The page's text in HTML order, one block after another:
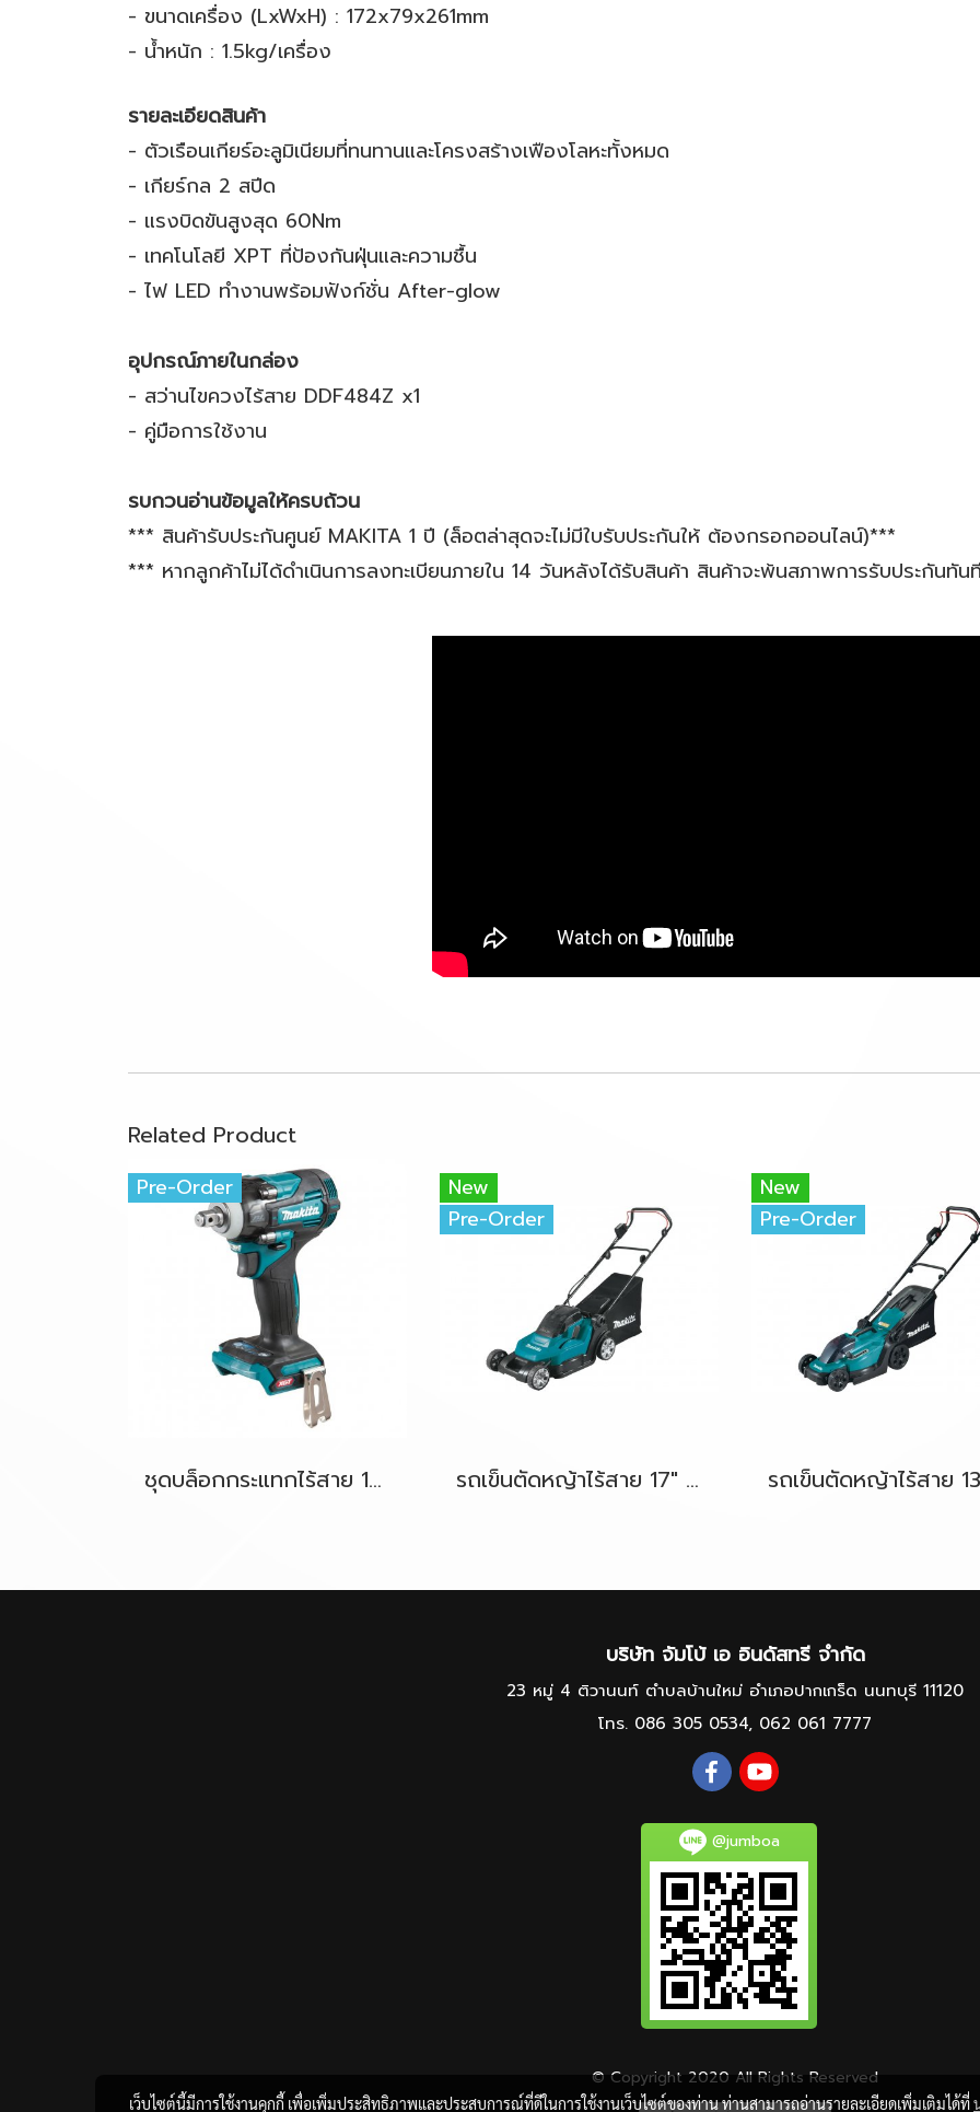
- ขนาดเครื่อง (LxWxH) : 172x79x261mm
- น้ำหนัก : 1.5kg/เครื่อง
รายละเอียดสินค้า
- ตัวเรือนเกียร์อะลูมิเนียมที่ทนทานและโครงสร้างเฟืองโลหะทั้งหมด
- เกียร์กล 2 สปีด
- แรงบิดขันสูงสุด 60Nm
- เทคโนโลยี XPT ที่ป้องกันฝุ่นและความชื้น
- ไฟ LED ทำงานพร้อมฟังก์ชั่น After-glow
อุปกรณ์ภายในกล่อง
- สว่านไขควงไร้สาย DDF484Z x1
- คู่มือการใช้งาน
รบกวนอ่านข้อมูลให้ครบถ้วน
*** สินค้ารับประกันศูนย์ MAKITA 1 ปี (ล็อตล่าสุดจะไม่มีใบรับประกันให้ ต้องกรอกออนไลน์)***
*** หากลูกค้าไม่ได้ดำเนินการลงทะเบียนภายใน 14 วันหลังได้รับสินค้า สินค้าจะพ้นสภาพการรับประกันทัน
Related Product
Pre-Order
ชุดบล็อกกระแทกไร้สาย 1/2" 40V-BL MAKITA TW004GD201
New
Pre-Order
รถเข็นตัดหญ้าไร้สาย 17" 36V-LXT (18Vx2) MAKITA DLM432Z ตัวเครื่องเปล่า
New
Pre-Order
บริษัท จัมโบ้ เอ อินดัสทรี จำกัด
23 หมู่ 4 ติวานนท์ ตำบลบ้านใหม่ อำเภอปากเกร็ด นนทบุรี 11120
โทร. 086 305 0534, 062 061 7777
@jumboa
© Copyright 2020 All Rights Reserved
เว็บไซต์นี้มีการใช้งานคุกกี้ เพื่อเพิ่มประสิทธิภาพและประสบการณ์ที่ดีในการใช้งานเว็บไซต์ของท่าน ท่านสามารถอ่านรายละเอียดเพิ่มเติมได้ที่